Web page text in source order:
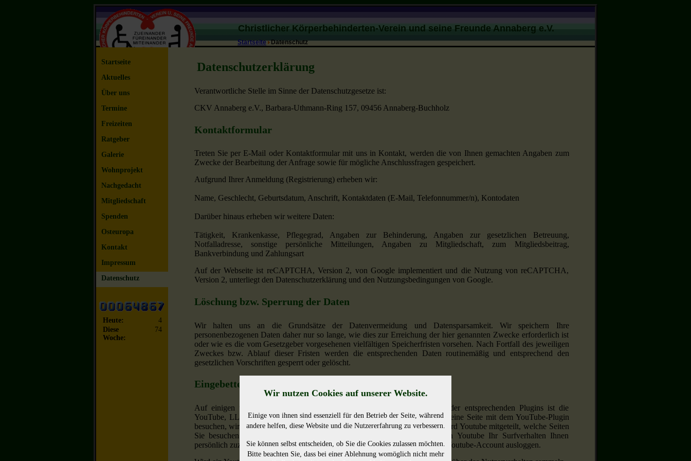
Christlicher Körperbehinderten-Verein und seine Freunde Annaberg e.V.
Startseite Datenschutz
Startseite
Aktuelles
Über uns
Termine
Freizeiten
Ratgeber
Galerie
Wohnprojekt
Nachgedacht
Mitgliedschaft
Spenden
Osteuropa
Kontakt
Impressum
Datenschutz
Heute:
4
Diese
Woche:
74
Datenschutzerklärung
Verantwortliche Stelle im Sinne der Datenschutzgesetze ist:
CKV Annaberg e.V., Barbara-Uthmann-Ring 157, 09456 Annaberg-Buchholz
Kontaktformular
Treten Sie per E-Mail oder Kontaktformular mit uns in Kontakt, werden die von Ihnen gemachten Angaben zum
Zwecke der Bearbeitung der Anfrage sowie für mögliche Anschlussfragen gespeichert.
Aufgrund Ihrer Anmeldung (Registrierung) erheben wir:
Name, Geschlecht, Geburtsdatum, Anschrift, Kontaktdaten (E-Mail, Telefonnummer/n), Kontodaten
Darüber hinaus erheben wir weitere Daten:
Tätigkeit, Krankenkasse, Pflegegrad, Angaben zur Behinderung, Angaben zur gesetzlichen Betreuung,
Notfalladresse, sonstige persönliche Mitteilungen, Angaben zu Mitgliedschaft, zum Mitgliedsbeitrag,
Bankverbindung und Zahlungsart
Auf der Webseite ist reCAPTCHA, Version 2, von Google implementiert und die Nutzung von reCAPTCHA,
Version 2, unterliegt den Datenschutzerklärung und den Nutzungsbedingungen von Google.
Löschung bzw. Sperrung der Daten
Wir halten uns an die Grundsätze der Datenvermeidung und Datensparsamkeit. Wir speichern Ihre
personenbezogenen Daten daher nur so lange, wie dies zur Erreichung der hier genannten Zwecke erforderlich ist
oder wie es die vom Gesetzgeber vorgesehenen vielfältigen Speicherfristen vorsehen. Nach Fortfall des jeweiligen
Zweckes bzw. Ablauf dieser Fristen werden die entsprechenden Daten routinemäßig und entsprechend den
gesetzlichen Vorschriften gesperrt oder gelöscht.
Eingebettete YouTube-Videos
Auf einigen unserer Webseiten betten wir Youtube-Videos ein. Betreiber der entsprechenden Plugins ist die
YouTube, LLC, 901 Cherry Ave., San Bruno, CA 94066, USA. Wenn Sie eine Seite mit dem YouTube-Plugin
besuchen, wird eine Verbindung zu Servern von Youtube hergestellt. Dabei wird Youtube mitgeteilt, welche Seiten
Sie besuchen. Wenn Sie in Ihrem Youtube-Account eingeloggt sind, kann Youtube Ihr Surfverhalten Ihnen
persönlich zuzuordnen. Dies verhindern Sie, indem Sie sich vorher aus Ihrem Youtube-Account ausloggen.
Wir nutzen Cookies auf unserer Website.
Einige von ihnen sind essenziell für den Betrieb der Seite, während
andere helfen, diese Website und die Nutzererfahrung zu verbessern.
Sie können selbst entscheiden, ob Sie die Cookies zulassen möchten.
Bitte beachten Sie, dass bei einer Ablehnung womöglich nicht mehr